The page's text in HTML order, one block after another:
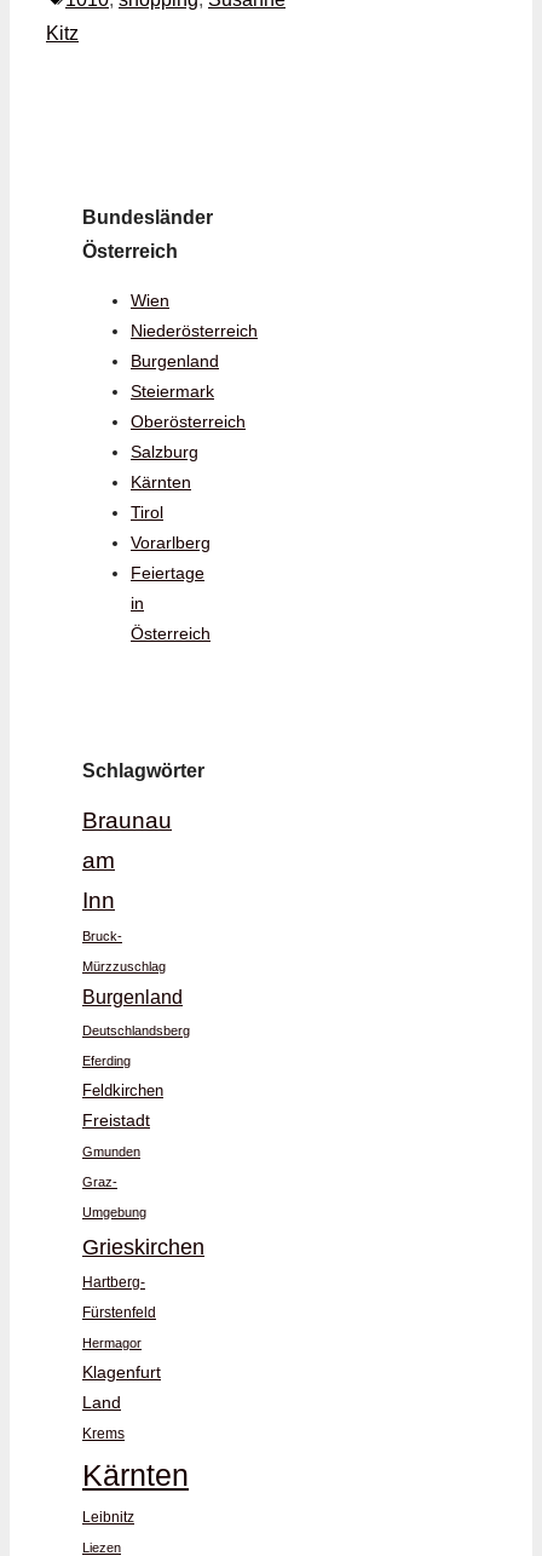
Kitz
Bundesländer
Österreich
Wien
Niederösterreich
Burgenland
Steiermark
Oberösterreich
Salzburg
Kärnten
Tirol
Vorarlberg
Feiertage
in
Österreich
Schlagwörter
Braunau
am
Inn
Bruck-
Mürzzuschlag
Burgenland
Deutschlandsberg
Eferding
Feldkirchen
Freistadt
Gmunden
Graz-
Umgebung
Grieskirchen
Hartberg-
Fürstenfeld
Hermagor
Klagenfurt
Land
Krems
Kärnten
Leibnitz
Liezen